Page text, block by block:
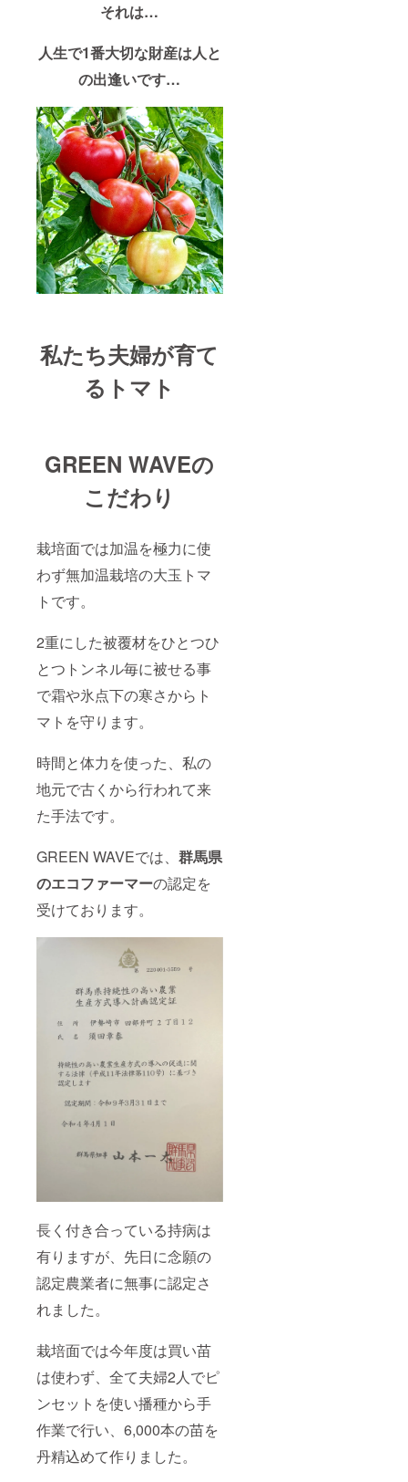
それは…
人生で1番大切な財産は人と
の出逢いです…
私たち夫婦が育て
るトマト
GREEN WAVEの
こだわり
栽培面では加温を極力に使
わず無加温栽培の大玉トマ
トです。
2重にした被覆材をひとつひ
とつトンネル毎に被せる事
で霜や氷点下の寒さからト
マトを守ります。
時間と体力を使った、私の
地元で古くから行われて来
た手法です。
GREEN WAVEでは、 群馬県
のエコファーマーの認定を
受けております。
長く付き合っている持病は
有りますが、先日に念願の
認定農業者に無事に認定さ
れました。
栽培面では今年度は買い苗
は使わず、全て夫婦2人でピ
ンセットを使い播種から手
作業で行い、6,000本の苗を
丹精込めて作りました。